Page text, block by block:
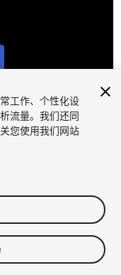
工作、个性化设
流量。我们还同
您使用我们网站